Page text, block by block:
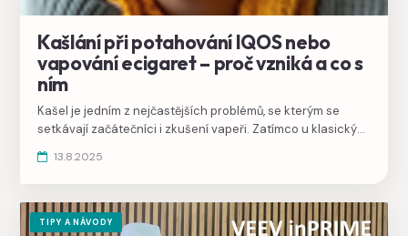
Kašlání při potahování IQOS nebo
vapování ecigaret – proč vzniká a co s
ním
Kašel je jedním z nejčastějších problémů, se kterým se
setkávají začátečníci i zkušení vapeři. Zatímco u klasických
cigaret mají důvody trochu jiné kořeny. Naštěstí ve většině
případů nejde o nic vážného a řešení je poměrně
jednoduché.
13.8.2025
TIPY A NÁVODY